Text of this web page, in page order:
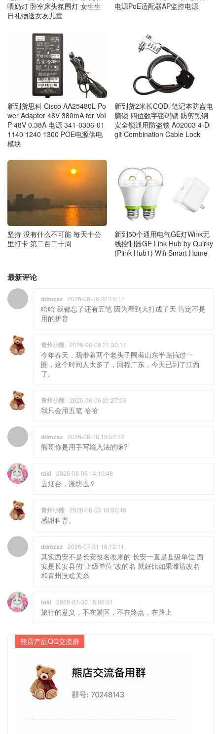
喂奶灯 卧室床头氛围灯 女生生
日礼物送女友儿童
电源PoE适配器AP监控电源
新到货思科 Cisco AA25480L Po
wer Adapter 48V 380mA for VoI
P 48V 0.38A 电源 341-0306-01
1140 1240 1300 POE电源供电
模块
新到货2米长CODi 笔记本防盗电
脑锁 四位数字密码锁 防剪黑钢
安全锁通用防盗锁 A02003 4-Di
git Combination Cable Lock
坚持 没有什么不可能 毎天十公
里打卡 第二百二十周
新到50个通用电气GE灯Wink无
线控制器GE Link Hub by Quirky
(Plink-Hub1) Wifi Smart Home
最新评论
ddmzxz 2026-08-06 22:15:17
哈哈 我都忘了还有五笔 因为看到大打成了天 肯定不是
用的拼音
青州小熊 2026-08-06 21:30:17
今年春天，我带着两个老头子围着山东半岛搞过一
圈，这个时间人太多了，回程广东，今天已到了江西
了。
青州小熊 2026-08-06 21:27:03
我只会用五笔 哈哈
ddmzxz 2026-08-06 18:50:12
熊哥你是用手写输入法的嘛?
taki 2026-08-06 14:10:48
去烟台，潍坊么？
青州小熊 2026-08-03 18:30:46
感谢科普。
ddmzxz 2026-07-31 16:12:11
其实西安不是长安改名改来的 长安一直是县级单位 西
安是长安县的“上级单位”改的名 就好比如果潍坊改名
和青州没啥关系
taki 2026-07-30 15:06:31
旅行的意义，不在景区，不在终点，在路上
熊店产品QQ交流群